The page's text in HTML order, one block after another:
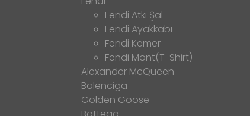
Fendi Atkı Şal
Fendi Ayakkabı
Fendi Kemer
Fendi Mont(T-Shirt)
Alexander McQueen
Balenciga
Golden Goose